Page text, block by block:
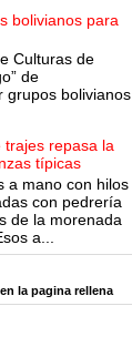
bolivianos para
Culturas de
de
grupos bolivianos
trajes repasa la
típicas
a mano con hilos
con pedrería
de la morenada
a...
la pagina rellena